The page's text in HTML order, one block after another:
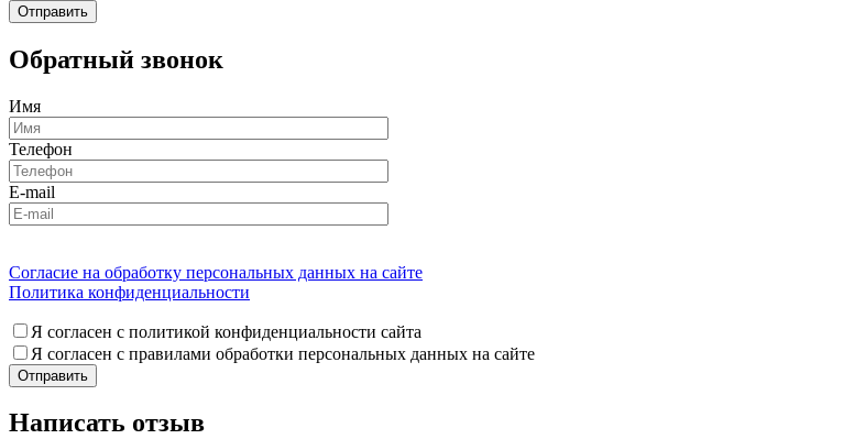
Обратный звонок
Имя
Телефон
E-mail
Согласие на обработку персональных данных на сайте
Политика конфиденциальности
Я согласен с политикой конфиденциальности сайта
Я согласен с правилами обработки персональных данных на сайте
Написать отзыв